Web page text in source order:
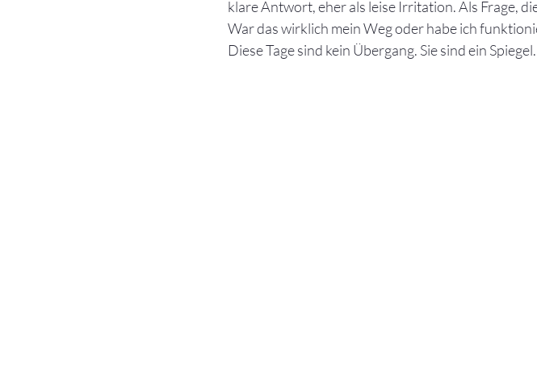
klare Antwort, eher als leise Irritation. Als Frage,
War das wirklich mein Weg oder habe ich
Diese Tage sind kein Übergang. Sie sind ein Spiegel.